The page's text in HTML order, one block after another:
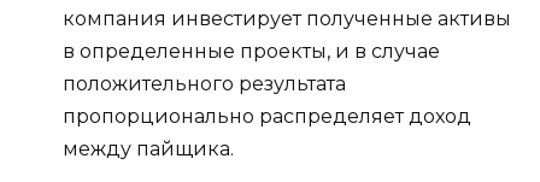
компания инвестирует полученные активы
в определенные проекты, и в случае
положительного результата
пропорционально распределяет доход
между пайщика.